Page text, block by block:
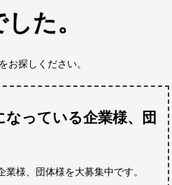
た。
お探しください。
っている企業様、団
業様、団体様を大募集中です。